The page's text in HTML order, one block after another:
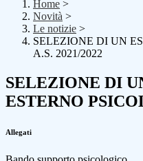
Home >
Novità >
Le notizie >
SELEZIONE DI UN
A.S. 2021/2022
SELEZIONE DI
ESTERNO
Allegati